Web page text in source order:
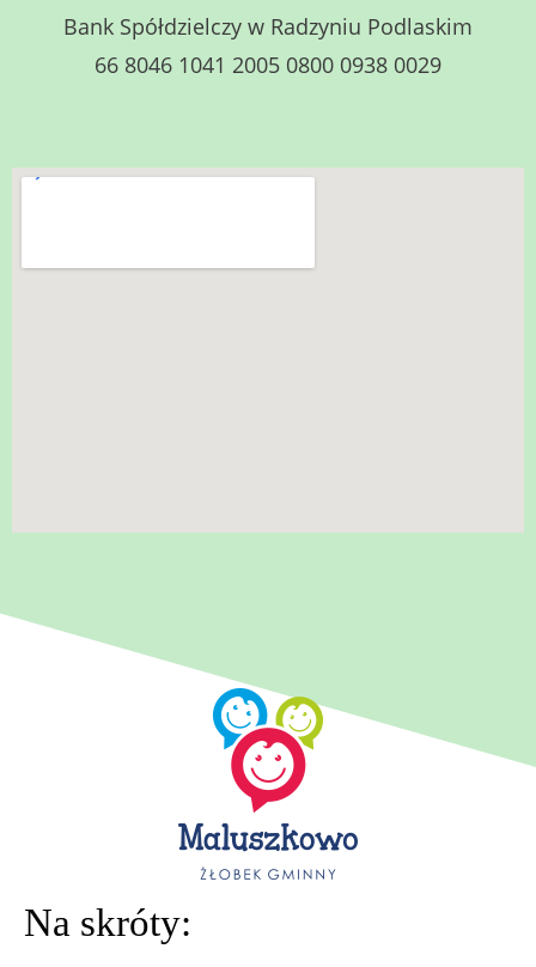
Bank Spółdzielczy w Radzyniu Podlaskim
66 8046 1041 2005 0800 0938 0029
Na skróty: